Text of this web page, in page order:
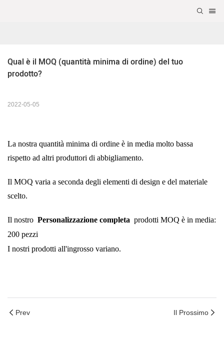
Qual è il MOQ (quantità minima di ordine) del tuo
prodotto?
2022-05-05
La nostra quantità minima di ordine è in media molto bassa
rispetto ad altri produttori di abbigliamento.
Il MOQ varia a seconda degli elementi di design e del materiale
scelto.
Il nostro Personalizzazione completa prodotti MOQ è in media:
200 pezzi
I nostri prodotti all'ingrosso variano.
Prev Il Prossimo